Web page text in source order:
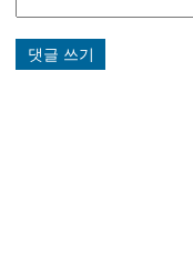
댓글 쓰기